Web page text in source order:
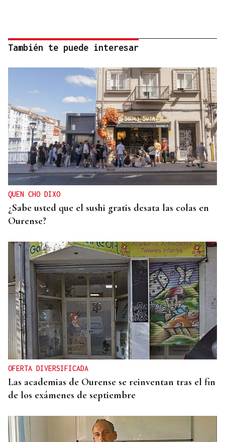
También te puede interesar
QUEN CHO DIXO
¿Sabe usted que el sushi gratis desata las colas en
Ourense?
OFERTA DIVERSIFICADA
Las academias de Ourense se reinventan tras el fin
de los exámenes de septiembre